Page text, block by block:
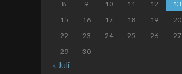
8
9 10 11 12 13
15
16 17 18 19 20
22
23 24 25 26 27
29
30
« Juli